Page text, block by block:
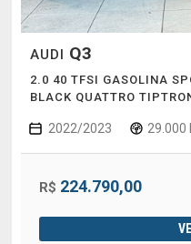
AUDI Q3
2.0 40 TFSI GASOLINA
BLACK QUATTRO
2022/2023 29.000
R$ 224.790,00